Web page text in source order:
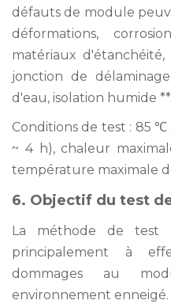
défauts de module
déformations,
matériaux
jonction de
d'eau, isolation humide
Conditions de test : 85 ℃
~ 4 h), chaleur
température maximale
6. Objectif du test
La méthode de test
principalement à
dommages au
environnement enneigé.